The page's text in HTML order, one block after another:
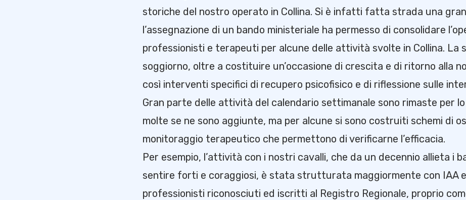
storiche del nostro operato in Collina. Si è infatti fatta strada una
l’assegnazione di un bando ministeriale ha permesso di consolidare
professionisti e terapeuti per alcune delle attività svolte in Collina. La
soggiorno, oltre a costituire un’occasione di crescita e di ritorno alla
così interventi specifici di recupero psicofisico e di riflessione sulle
Gran parte delle attività del calendario settimanale sono rimaste per
molte se ne sono aggiunte, ma per alcune si sono costruiti schemi di
monitoraggio terapeutico che permettono di verificarne l’efficacia.
Per esempio, l’attività con i nostri cavalli, che da un decennio allieta i
sentire forti e coraggiosi, è stata strutturata maggiormente con IAA
professionisti riconosciuti ed iscritti al Registro Regionale, proprio